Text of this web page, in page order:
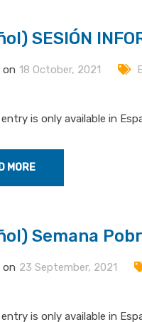
SESIÓN
on 18 October, 2021
is only available in
MORE
Semana
on 23 September, 2021
is only available in